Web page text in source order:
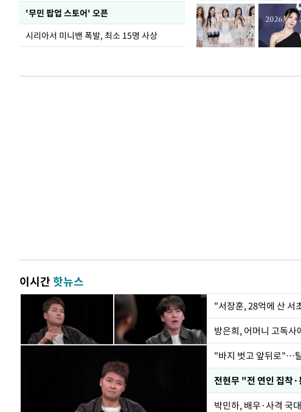
'무민 팝업 스토어' 오픈
시리아서 미니밴 폭발, 최소 15명 사상
이시간핫뉴스
"서장훈, 28억에 산 서
방은희, 어머니 고독
"바지 벗고 앞뒤로"…
전현무 "전 연인 집착·
박민하, 배우·사격 국